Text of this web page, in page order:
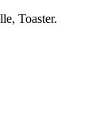
Toaster.